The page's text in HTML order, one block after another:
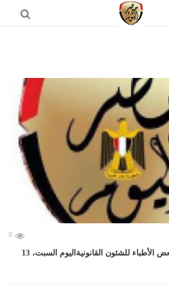
0
وكيل صحة الفيوم تحيل بعض الأطباء للشئون القانونيةاليوم السبت، 13